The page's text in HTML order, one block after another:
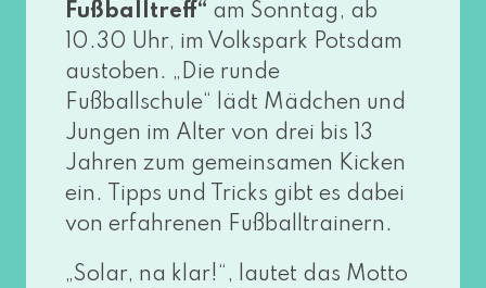
Fußballtreff“ am Sonntag, ab
10.30 Uhr, im Volkspark Potsdam
aus­to­ben. „Die run­de
Fußballschule“ lädt Mädchen und
Jungen im Alter von drei bis 13
Jahren zum gemein­sa­men Kicken
ein. Tipps und Tricks gibt es dabei
von erfah­re­nen Fußballtrainern.
„Solar, na klar!“, lau­tet das Motto